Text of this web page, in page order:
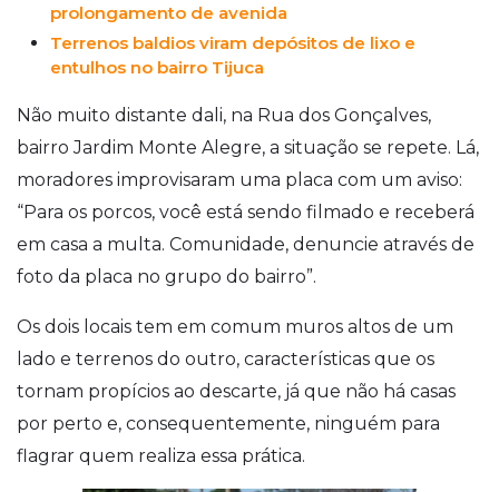
prolongamento de avenida
Terrenos baldios viram depósitos de lixo e
entulhos no bairro Tijuca
Não muito distante dali, na Rua dos Gonçalves,
bairro Jardim Monte Alegre, a situação se repete. Lá,
moradores improvisaram uma placa com um aviso:
“Para os porcos, você está sendo filmado e receberá
em casa a multa. Comunidade, denuncie através de
foto da placa no grupo do bairro”.
Os dois locais tem em comum muros altos de um
lado e terrenos do outro, características que os
tornam propícios ao descarte, já que não há casas
por perto e, consequentemente, ninguém para
flagrar quem realiza essa prática.